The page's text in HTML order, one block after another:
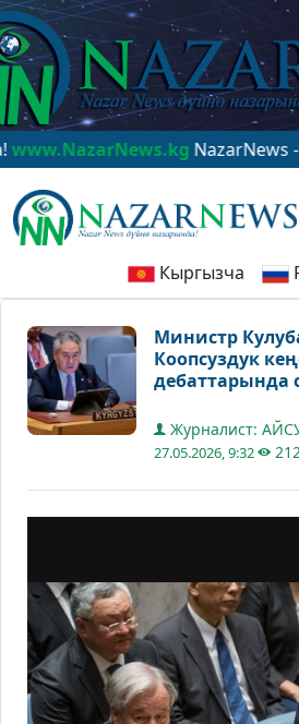
NazarNews - в
Кыргызча
Министр
Коопсуздук
дебаттарында
Журналист:
27.05.2026, 9:32